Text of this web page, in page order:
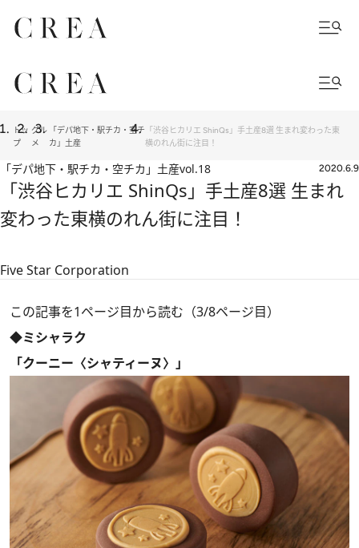
トッ
プ
グル
メ
「デパ地下・駅チカ・空チ
カ」土産
「渋谷ヒカリエ ShinQs」手土産8選 生まれ変わった東
横のれん街に注目！
「デパ地下・駅チカ・空チカ」土産vol.18 2020.6.9
「渋谷ヒカリエ ShinQs」手土産8選 生まれ
変わった東横のれん街に注目！
Five Star Corporation
この記事を1ページ目から読む（3/8ページ目）
◆ミシャラク
「クーニー〈シャティーヌ〉」